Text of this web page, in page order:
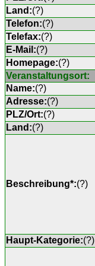
Land:(?)
Telefon:(?)
Telefax:(?)
E-Mail:(?)
Homepage:(?)
Veranstaltungsort:
Name:(?)
Adresse:(?)
PLZ/Ort:(?)
Land:(?)
Beschreibung*:(?)
Haupt-Kategorie:(?)